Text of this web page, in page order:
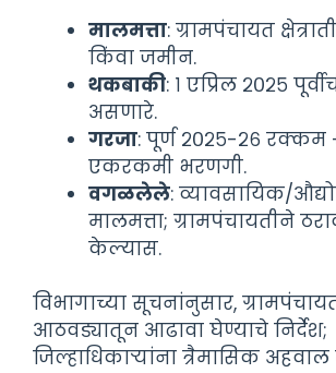
मालमत्ता: ग्रामपंचायत
किंवा जमीन.
थकबाकी: १ एप्रिल २०२५
असणारे.
गरजा: पूर्ण २०२५-२६ रक्कम +
एकरकमी भरणगी.
वगळलेले: व्यावसायिक/
मालमत्ता; ग्रामपंचायतीने
केल्यास.
विभागाच्या सूचनांनुसार,
आठवड्यातून आढावा घेण्याचे निर्देश;
जिल्हाधिकाऱ्यांना त्रैमासिक